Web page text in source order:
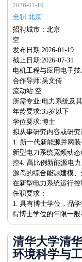
2026-01-19
全职 北京
招聘城市：北京
空
发布日期:2026-01-19
截止日期:2026-07-31
电机工程与应用电子技
合作导师:吴文传
流动站:空
所需专业:电力系统及
年龄要求:35岁以下
学位要求:博士
拟从事研究内容或研究
1. 新一代新能源并网
新型电力系统宽频动
控4. 高比例新能源电
源岛的综合能源建模
在新型电力系统运行控
任职要求：
1. 具有博士学位，品
得博士学位的年限一般
清华大学清
环境科学与